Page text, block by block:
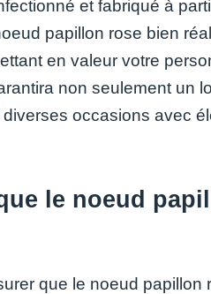
et fabriqué à
papillon rose bien
en valeur votre
non seulement un
occasions avec
le noeud
que le noeud